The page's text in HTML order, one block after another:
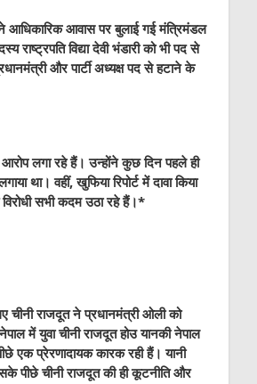
आधिकारिक आवास पर बुलाई गई मंत्रिमंडल
राष्ट्रपति विद्या देवी भंडारी को भी पद से
और पार्टी अध्यक्ष पद से हटाने के
लगा रहे हैं। उन्होंने कुछ दिन पहले ही
था। वहीं, खुफिया रिपोर्ट में दावा किया
सभी कदम उठा रहे हैं।*
चीनी राजदूत ने प्रधानमंत्री ओली को
में युवा चीनी राजदूत होउ यानकी नेपाल
एक प्रेरणादायक कारक रही हैं। यानी
पीछे चीनी राजदूत की ही कूटनीति और